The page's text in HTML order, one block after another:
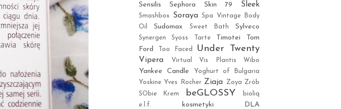
Sensilis Sephora Skin 79 Sleek
Smashbox Soraya Spa Vintage Body
Oil
Sudomax Sweet Bath Sylveco
Synergen Syoss Tarte Timotei
Tom
Ford
Too Faced Under Twenty
Vipera Virtual Vis Plantis Wibo
Yankee Candle
Yoghurt of Bulgaria
Yoskine Yves Rocher Ziaja Zoya Zrób
SObie Krem
beGLOSSY
bioliq
e.l.f.
kosmetyki DLA